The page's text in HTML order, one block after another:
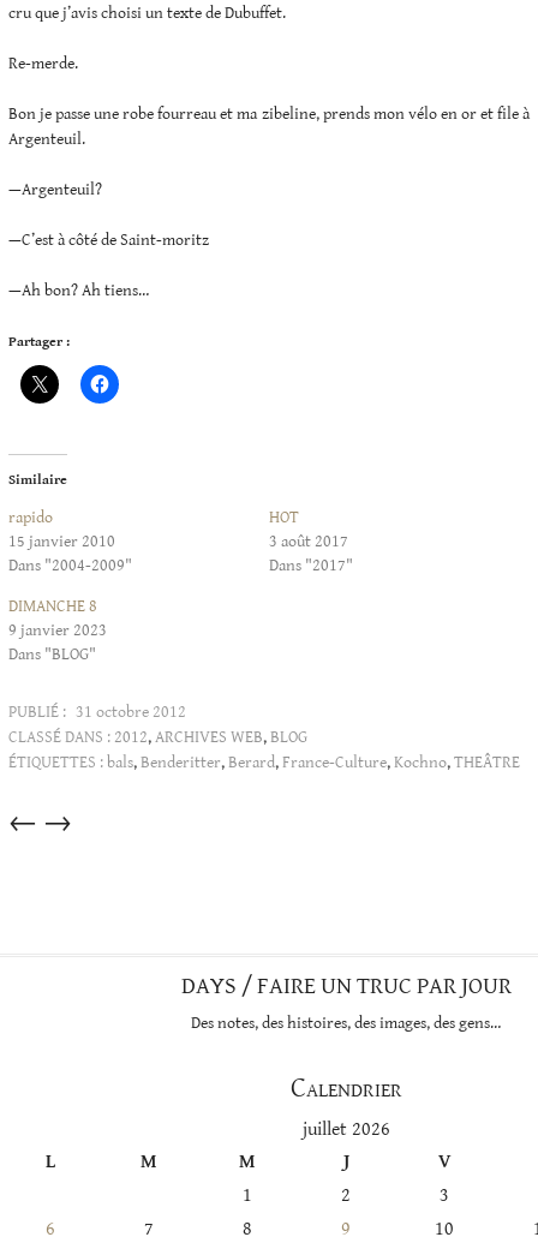
cru que j’avis choisi un texte de Dubuffet.
Re-merde.
Bon je passe une robe fourreau et ma zibeline, prends mon vélo en or et file à
Argenteuil.
—Argenteuil?
—C’est à côté de Saint-moritz
—Ah bon? Ah tiens…
Partager :
Similaire
rapido
15 janvier 2010
Dans "2004-2009"
HOT
3 août 2017
Dans "2017"
DIMANCHE 8
9 janvier 2023
Dans "BLOG"
PUBLIÉ : 31 octobre 2012
CLASSÉ DANS : 2012,ARCHIVES WEB,BLOG
ÉTIQUETTES : bals,Benderitter,Berard,France-Culture,Kochno,THEÂTRE
Articles
→
←
DAYS / FAIRE UN TRUC PAR JOUR
Des notes, des histoires, des images, des gens…
Calendrier
juillet 2026
L
M M J
V
1
2
3
6
7 8 9 10